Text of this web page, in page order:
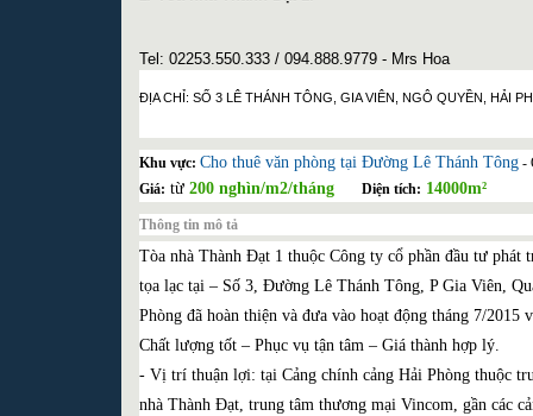
Tel: 02253.550.333 / 094.888.9779 - Mrs Hoa
ĐỊA CHỈ: SỐ 3 LÊ THÁNH TÔNG, GIA VIÊN, NGÔ QUYỀN, HẢI
Khu vực: Cho thuê văn phòng tại Đường Lê Thánh Tông -
Giá: từ 200 nghìn/m2/tháng Diện tích: 14000m²
Thông tin mô tả
Tòa nhà Thành Đạt 1 thuộc Công ty cổ phần đầu tư phát
tọa lạc tại – Số 3, Đường Lê Thánh Tông, P Gia Viên,
Phòng đã hoàn thiện và đưa vào hoạt động tháng 7/2015
Chất lượng tốt – Phục vụ tận tâm – Giá thành hợp lý.
- Vị trí thuận lợi: tại Cảng chính cảng Hải Phòng thuộc
nhà Thành Đạt, trung tâm thương mại Vincom, gần các